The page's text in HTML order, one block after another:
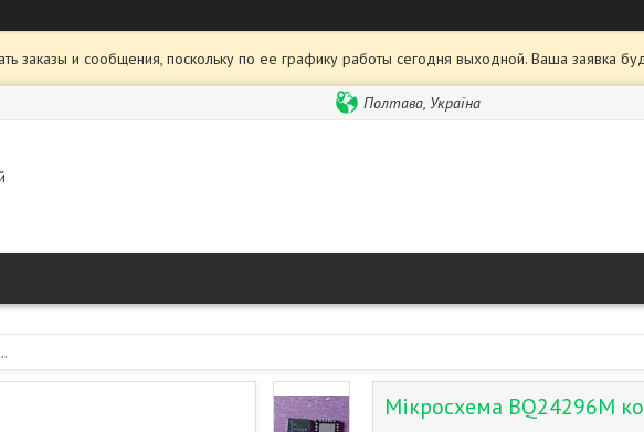
заказы и сообщения, поскольку по ее графику работы сегодня выходной. Ваша заявка
Полтава, Україна
Мікросхема BQ24296M